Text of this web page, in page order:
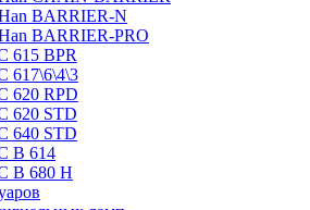
BARRIER-N
BARRIER-PRO
615 BPR
617\6\4\3
620 RPD
620 STD
640 STD
B 614
B 680 H